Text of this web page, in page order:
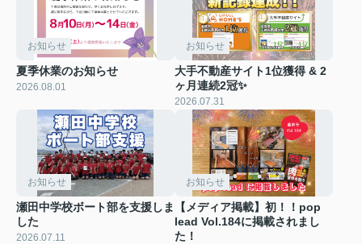
お知らせ
夏季休業のお知らせ
2026.08.01
お知らせ
大手不動産サイト1位獲得 & 2
ヶ月連続2冠✨
2026.07.31
お知らせ
瀬田中学校ボート部を支援しま
した
2026.07.11
お知らせ
【メディア掲載】初！！pop
lead Vol.184に掲載されまし
た！